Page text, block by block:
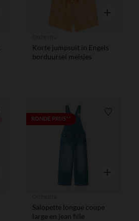
overzicht Snel
Korte jumpsuit in Engels
borduursel meisjes
Verlanglijstje.
overzicht
RONDE PRIJS**
Snel
Salopette longue coupe
large en jean fille